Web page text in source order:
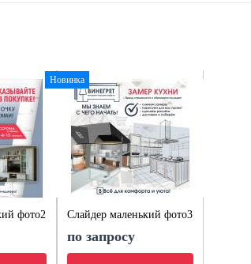
фото2
Новинка
Слайдер маленький фото3
по запросу